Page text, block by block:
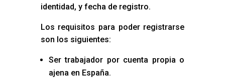
identidad, y fecha de registro.
Los requisitos para poder registrarse
son los siguientes:
Ser trabajador por cuenta propia o
ajena en España.